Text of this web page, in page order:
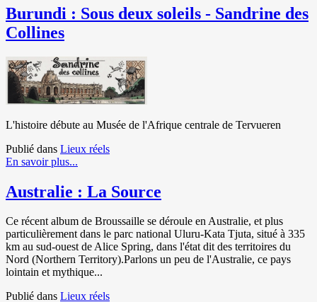
Burundi : Sous deux soleils - Sandrine des
Collines
L'histoire débute au Musée de l'Afrique centrale de Tervueren
Publié dans Lieux réels
En savoir plus...
Australie : La Source
Ce récent album de Broussaille se déroule en Australie, et plus
particulièrement dans le parc national Uluru-Kata Tjuta, situé à 335
km au sud-ouest de Alice Spring, dans l'état dit des territoires du
Nord (Northern Territory).Parlons un peu de l'Australie, ce pays
lointain et mythique...
Publié dans Lieux réels